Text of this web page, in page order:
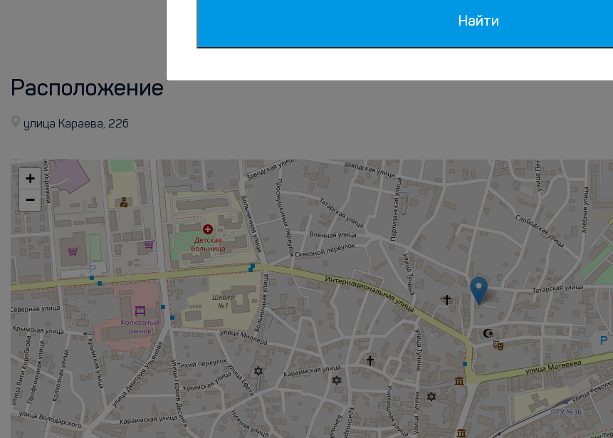
Расположение
улица Караева, 22б
+
−
Найти